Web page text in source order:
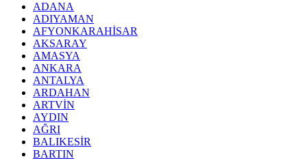
ADANA
ADIYAMAN
AFYONKARAHİSAR
AKSARAY
AMASYA
ANKARA
ANTALYA
ARDAHAN
ARTVİN
AYDIN
AĞRI
BALIKESİR
BARTIN